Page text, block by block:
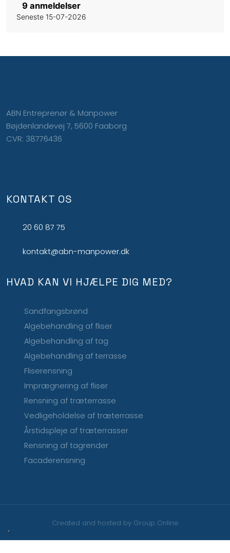
9 anmeldelser
Seneste 15-07-2026
ABN Entreprenør & Manpower
Bøjdenlandevej 7, 5600 Faaborg
CVR: 38776436
KONTAKT OS
20 60 87 75
kontakt@abn-manpower.dk
HVAD KAN VI HJÆLPE DIG MED?
Sandfangsbrønd
Algebehandling af fliser
Algebehandling af tag
Algebehandling af terrasse
Fliserensning
Imprægnering af fliser
Rensning af træterrasse
Vedligeholdelse af træterrasse
Årstidspleje af træterrasser
Rensning af tagrender
Facaderensning
Created and hosted by Group Online